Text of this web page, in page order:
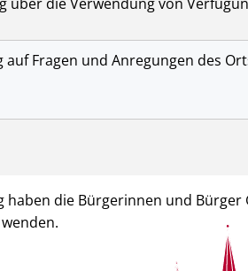
Fragen und Anregungen des
die Bürgerinnen und Bürger